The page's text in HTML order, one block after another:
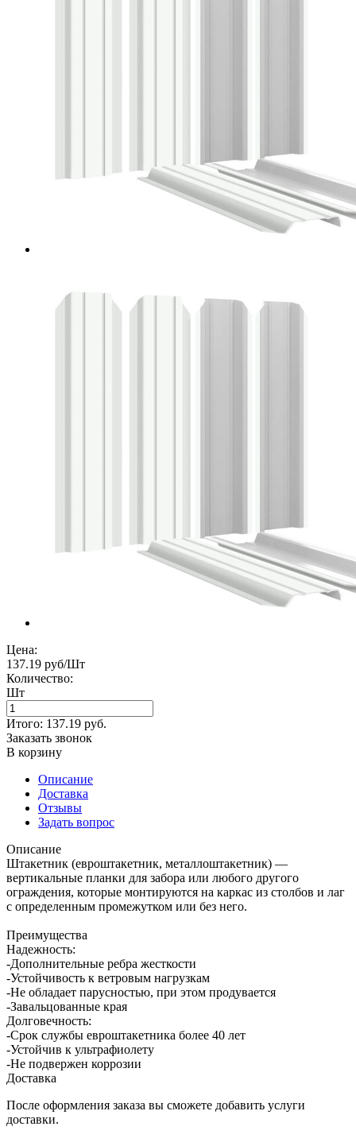
Цена:
137.19 руб/Шт
Количество:
Шт
Итого: 137.19 руб.
Заказать звонок
В корзину
Описание
Доставка
Отзывы
Задать вопрос
Описание
Штакетник (евроштакетник, металлоштакетник) —
вертикальные планки для забора или любого другого
ограждения, которые монтируются на каркас из столбов и лаг
с определенным промежутком или без него.
Преимущества
Надежность:
-Дополнительные ребра жесткости
-Устойчивость к ветровым нагрузкам
-Не обладает парусностью, при этом продувается
-Завальцованные края
Долговечность:
-Срок службы евроштакетника более 40 лет
-Устойчив к ультрафиолету
-Не подвержен коррозии
Доставка
После оформления заказа вы сможете добавить услуги
доставки.